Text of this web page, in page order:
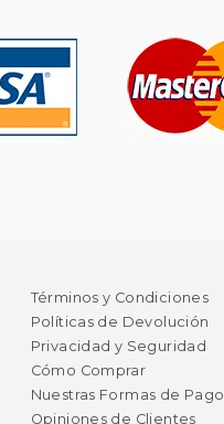
Términos y Condiciones
Políticas de Devolución
Privacidad y Seguridad
Cómo Comprar
Nuestras Formas de Pago
Opiniones de Clientes